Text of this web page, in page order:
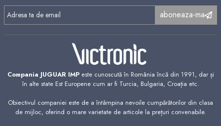
aboneaza-ma
Compania JUGUAR IMPeste cunoscută în România încă din 1991, dar și
în alte state Est Europene cum ar fi Turcia, Bulgaria, Croația etc.
Obiectivul companiei este de a întâmpina nevoile cumpărătorilor din clasa
de mijloc, oferind o mare varietate de articole la prețuri convenabile.